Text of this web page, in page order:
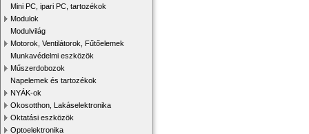
Mini PC, ipari PC, tartozékok
Modulok
Modulvilág
Motorok, Ventilátorok, Fűtőelemek
Munkavédelmi eszközök
Műszerdobozok
Napelemek és tartozékok
NYÁK-ok
Okosotthon, Lakáselektronika
Oktatási eszközök
Optoelektronika